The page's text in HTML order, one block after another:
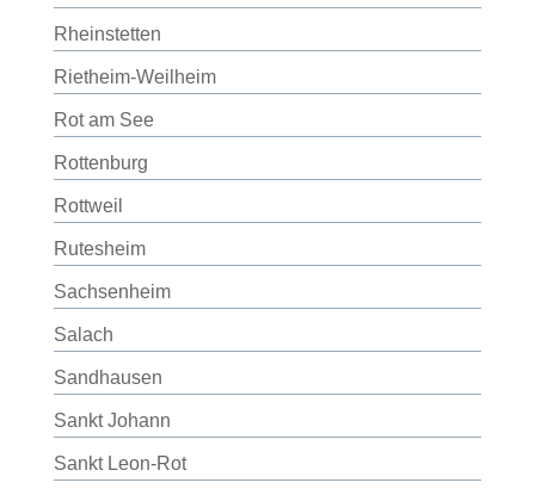
Rheinstetten
Rietheim-Weilheim
Rot am See
Rottenburg
Rottweil
Rutesheim
Sachsenheim
Salach
Sandhausen
Sankt Johann
Sankt Leon-Rot